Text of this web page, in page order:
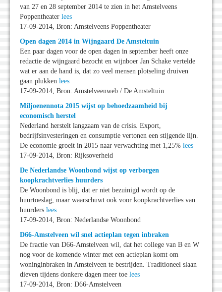
van 27 en 28 september 2014 te zien in het Amstelveens
Poppentheater lees
17-09-2014, Bron: Amstelveens Poppentheater
Open dagen 2014 in Wijngaard De Amsteltuin
Een paar dagen voor de open dagen in september heeft onze
redactie de wijngaard bezocht en wijnboer Jan Schake vertelde
wat er aan de hand is, dat zo veel mensen plotseling druiven
gaan plukken lees
17-09-2014, Bron: Amstelveenweb / De Amsteltuin
Miljoenennota 2015 wijst op behoedzaamheid bij
economisch herstel
Nederland herstelt langzaam van de crisis. Export,
bedrijfsinvesteringen en consumptie vertonen een stijgende lijn.
De economie groeit in 2015 naar verwachting met 1,25% lees
17-09-2014, Bron: Rijksoverheid
De Nederlandse Woonbond wijst op verborgen
koopkrachtverlies huurders
De Woonbond is blij, dat er niet bezuinigd wordt op de
huurtoeslag, maar waarschuwt ook voor koopkrachtverlies van
huurders lees
17-09-2014, Bron: Nederlandse Woonbond
D66-Amstelveen wil snel actieplan tegen inbraken
De fractie van D66-Amstelveen wil, dat het college van B en W
nog voor de komende winter met een actieplan komt om
woninginbraken in Amstelveen te bestrijden. Traditioneel slaan
dieven tijdens donkere dagen meer toe lees
17-09-2014, Bron: D66-Amstelveen